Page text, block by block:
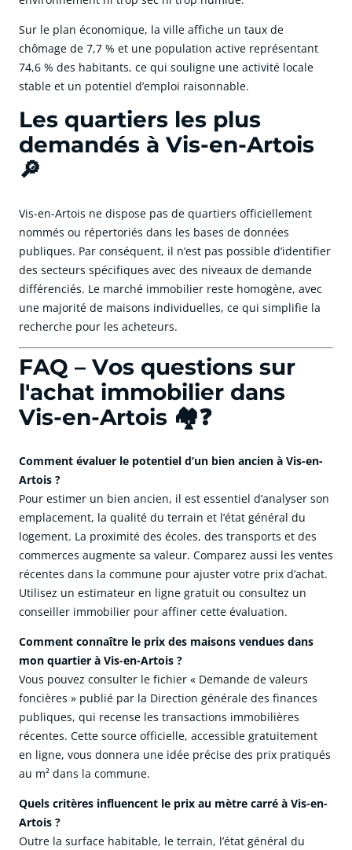
Sur le plan économique, la ville affiche un taux de
chômage de 7,7 % et une population active représentant
74,6 % des habitants, ce qui souligne une activité locale
stable et un potentiel d’emploi raisonnable.
Les quartiers les plus
demandés à Vis-en-Artois
🔎
Vis-en-Artois ne dispose pas de quartiers officiellement
nommés ou répertoriés dans les bases de données
publiques. Par conséquent, il n’est pas possible d’identifier
des secteurs spécifiques avec des niveaux de demande
différenciés. Le marché immobilier reste homogène, avec
une majorité de maisons individuelles, ce qui simplifie la
recherche pour les acheteurs.
FAQ – Vos questions sur
l'achat immobilier dans
Vis-en-Artois 🏘️❓
Comment évaluer le potentiel d’un bien ancien à Vis-en-
Artois ?
Pour estimer un bien ancien, il est essentiel d’analyser son
emplacement, la qualité du terrain et l’état général du
logement. La proximité des écoles, des transports et des
commerces augmente sa valeur. Comparez aussi les ventes
récentes dans la commune pour ajuster votre prix d’achat.
Utilisez un estimateur en ligne gratuit ou consultez un
conseiller immobilier pour affiner cette évaluation.
Comment connaître le prix des maisons vendues dans
mon quartier à Vis-en-Artois ?
Vous pouvez consulter le fichier « Demande de valeurs
foncières » publié par la Direction générale des finances
publiques, qui recense les transactions immobilières
récentes. Cette source officielle, accessible gratuitement
en ligne, vous donnera une idée précise des prix pratiqués
au m² dans la commune.
Quels critères influencent le prix au mètre carré à Vis-en-
Artois ?
Outre la surface habitable, le terrain, l’état général du